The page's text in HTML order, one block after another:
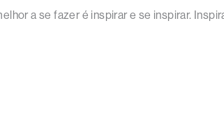
a se fazer é inspirar e se inspirar.